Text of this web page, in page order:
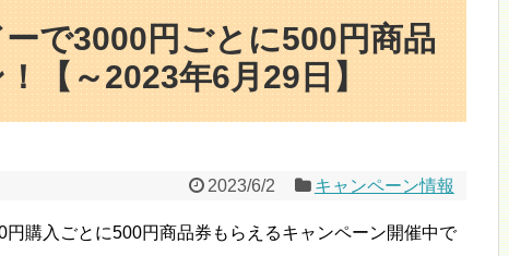
で3000円ごとに500円商品
【～2023年6月29日】
2023/6/2 キャンペーン情報
購入ごとに500円商品券もらえるキャンペーン開催中で